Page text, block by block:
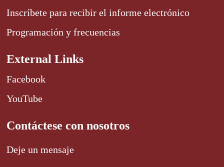
Inscríbete para recibir el informe electrónico
Programación y frecuencias
External Links
Facebook
YouTube
Contáctese con nosotros
Deje un mensaje